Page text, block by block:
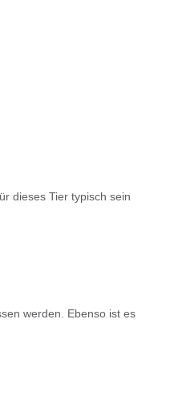
dieses Tier typisch sein
werden. Ebenso ist es